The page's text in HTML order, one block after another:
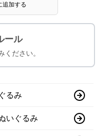
追加する
ール
ください。
るみ
いぐるみ